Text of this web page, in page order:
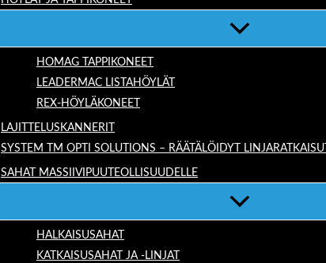
HOMAG TAPPIKONEET
LEADERMAC LISTAHÖYLÄT
REX-HÖYLÄKONEET
LAJITTELUSKANNERIT
SYSTEM TM OPTI SOLUTIONS – RÄÄTÄLÖIDYT LINJARATKAISUT
SAHAT MASSIIVIPUUTEOLLISUUDELLE
HALKAISUSAHAT
KATKAISUSAHAT JA -LINJAT